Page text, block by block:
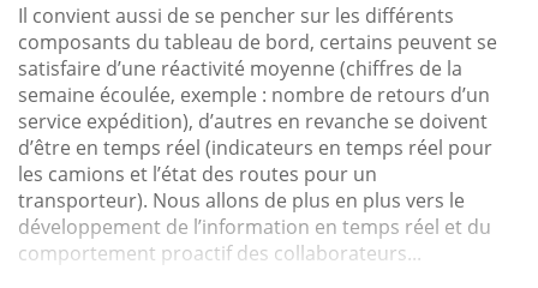
Il convient aussi de se pencher sur les différents
composants du tableau de bord, certains peuvent se
satisfaire d’une réactivité moyenne (chiffres de la
semaine écoulée, exemple : nombre de retours d’un
service expédition), d’autres en revanche se doivent
d’être en temps réel (indicateurs en temps réel pour
les camions et l’état des routes pour un
transporteur). Nous allons de plus en plus vers le
développement de l’information en temps réel et du
comportement proactif des collaborateurs...